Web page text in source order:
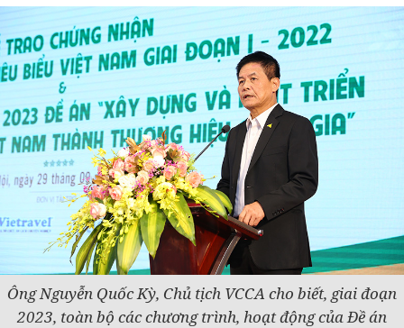
Ông Nguyễn Quốc Kỳ, Chủ tịch VCCA cho biết, giai đoạn
2023, toàn bộ các chương trình, hoạt động của Đề án